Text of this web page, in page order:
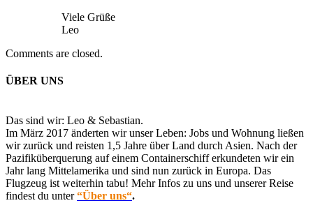
Viele Grüße
Leo
Comments are closed.
ÜBER UNS
Das sind wir: Leo & Sebastian.
Im März 2017 änderten wir unser Leben: Jobs und Wohnung ließen
wir zurück und reisten 1,5 Jahre über Land durch Asien. Nach der
Pazifiküberquerung auf einem Containerschiff erkundeten wir ein
Jahr lang Mittelamerika und sind nun zurück in Europa. Das
Flugzeug ist weiterhin tabu! Mehr Infos zu uns und unserer Reise
findest du unter“Über uns“.